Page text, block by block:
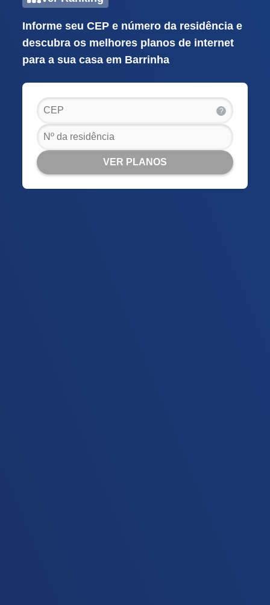
Informe seu CEP e número da residência e
descubra os melhores planos de internet
para a sua casa em Barrinha
?
VER PLANOS